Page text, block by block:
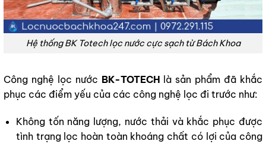
Hệ thống BK Totech lọc nước cực sạch từ Bách Khoa
Công nghệ lọc nước BK-TOTECH là sản phẩm đã khắc
phục các điểm yếu của các công nghệ lọc đi trước như:
Không tốn năng lượng, nước thải và khắc phục được
tình trạng lọc hoàn toàn khoáng chất có lợi của công